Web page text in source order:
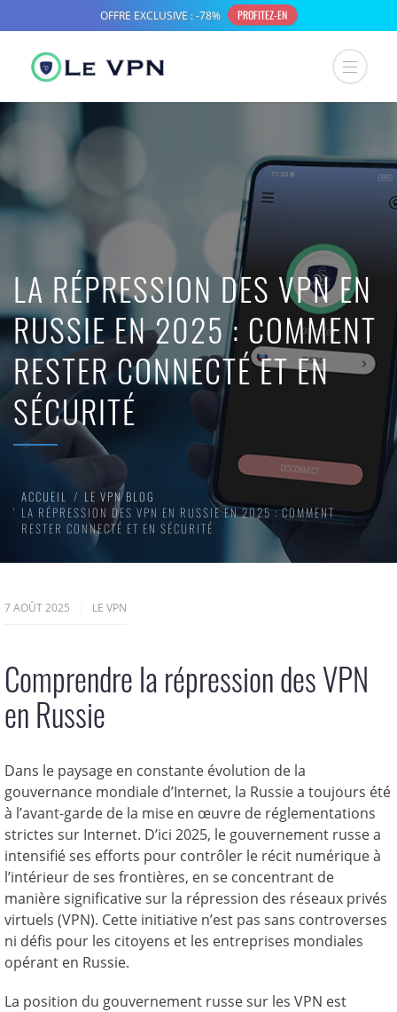
LA RÉPRESSION DES VPN EN
RUSSIE EN 2025 : COMMENT
RESTER CONNECTÉ ET EN
SÉCURITÉ
ACCUEIL
LE VPN BLOG
LA RÉPRESSION DES VPN EN RUSSIE EN 2025 : COMMENT
RESTER CONNECTÉ ET EN SÉCURITÉ
7 AOÛT 2025 LE VPN
Comprendre la répression des VPN
en Russie
Dans le paysage en constante évolution de la
gouvernance mondiale d’Internet, la Russie a toujours été
à l’avant-garde de la mise en œuvre de réglementations
strictes sur Internet. D’ici 2025, le gouvernement russe a
intensifié ses efforts pour contrôler le récit numérique à
l’intérieur de ses frontières, en se concentrant de
manière significative sur la répression des réseaux privés
virtuels (VPN). Cette initiative n’est pas sans controverses
ni défis pour les citoyens et les entreprises mondiales
opérant en Russie.
La position du gouvernement russe sur les VPN est